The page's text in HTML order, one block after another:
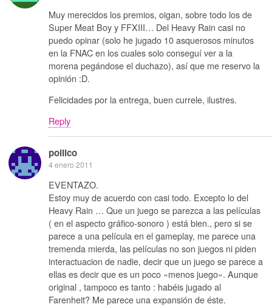
Muy merecidos los premios, oigan, sobre todo los de
Super Meat Boy y FFXIII… Del Heavy Rain casi no
puedo opinar (solo he jugado 10 asquerosos minutos
en la FNAC en los cuales solo conseguí ver a la
morena pegándose el duchazo), así que me reservo la
opinión :D.
Felicidades por la entrega, buen currele, ilustres.
Reply
pollico
4 enero 2011
EVENTAZO.
Estoy muy de acuerdo con casi todo. Excepto lo del
Heavy Rain … Que un juego se parezca a las películas
( en el aspecto gráfico-sonoro ) está bien., pero si se
parece a una película en el gameplay, me parece una
tremenda mierda, las películas no son juegos ni piden
interactuacion de nadie, decir que un juego se parece a
ellas es decir que es un poco «menos juego». Aunque
original , tampoco es tanto : habéis jugado al
Farenheit? Me parece una expansión de éste.